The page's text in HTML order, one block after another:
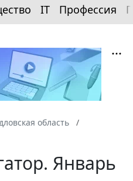
IT Профессия
область
Январь